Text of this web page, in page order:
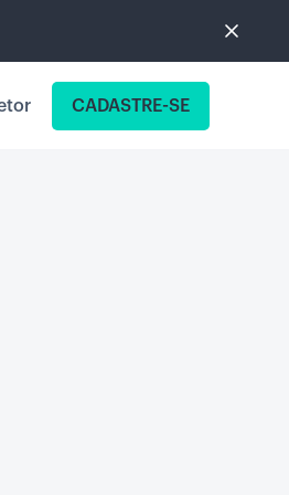
CADASTRE-SE